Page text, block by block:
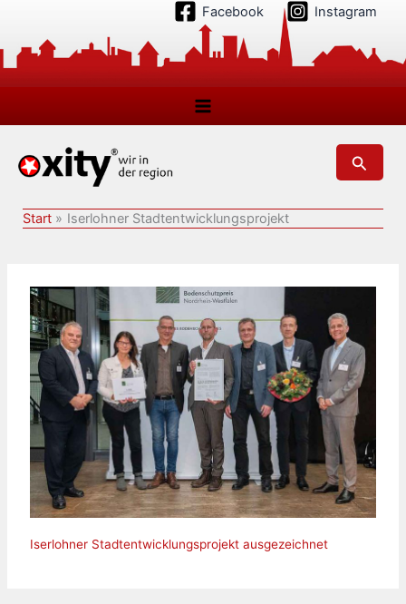
springen
Facebook Instagram
Suchen
Start Iserlohner Stadtentwicklungsprojekt
Iserlohner Stadtentwicklungsprojekt ausgezeichnet